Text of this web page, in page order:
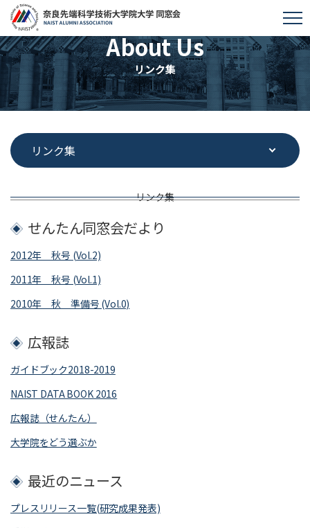
About Us
リンク集
リンク集
せんたん同窓会だより
2012年 秋号 (Vol.2)
2011年 秋号 (Vol.1)
2010年 秋 準備号 (Vol.0)
広報誌
ガイドブック2018-2019
NAIST DATA BOOK 2016
広報誌（せんたん）
大学院をどう選ぶか
最近のニュース
プレスリリース一覧(研究成果発表)